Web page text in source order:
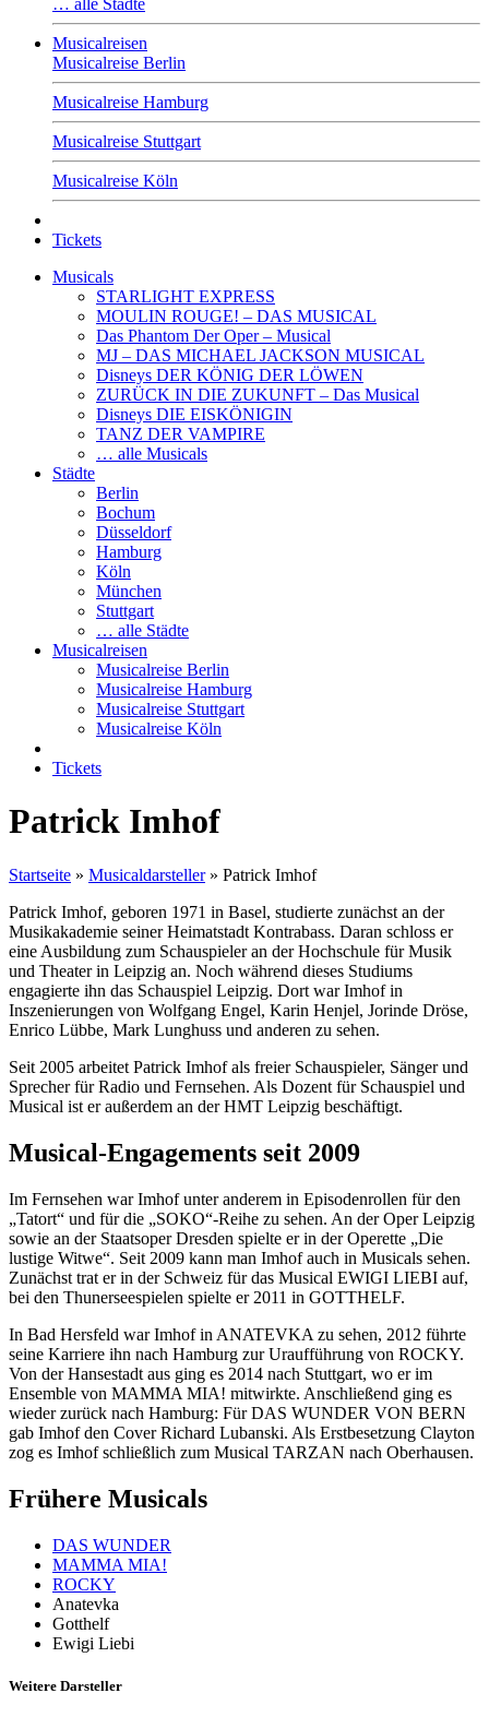
… alle Städte
Musicalreisen
Musicalreise Berlin
Musicalreise Hamburg
Musicalreise Stuttgart
Musicalreise Köln
Tickets
Musicals
STARLIGHT EXPRESS
MOULIN ROUGE! – DAS MUSICAL
Das Phantom Der Oper – Musical
MJ – DAS MICHAEL JACKSON MUSICAL
Disneys DER KÖNIG DER LÖWEN
ZURÜCK IN DIE ZUKUNFT – Das Musical
Disneys DIE EISKÖNIGIN
TANZ DER VAMPIRE
… alle Musicals
Städte
Berlin
Bochum
Düsseldorf
Hamburg
Köln
München
Stuttgart
… alle Städte
Musicalreisen
Musicalreise Berlin
Musicalreise Hamburg
Musicalreise Stuttgart
Musicalreise Köln
Tickets
Patrick Imhof
Startseite » Musicaldarsteller» Patrick Imhof
Patrick Imhof, geboren 1971 in Basel, studierte zunächst an der
Musikakademie seiner Heimatstadt Kontrabass. Daran schloss er
eine Ausbildung zum Schauspieler an der Hochschule für Musik
und Theater in Leipzig an. Noch während dieses Studiums
engagierte ihn das Schauspiel Leipzig. Dort war Imhof in
Inszenierungen von Wolfgang Engel, Karin Henjel, Jorinde Dröse,
Enrico Lübbe, Mark Lunghuss und anderen zu sehen.
Seit 2005 arbeitet Patrick Imhof als freier Schauspieler, Sänger und
Sprecher für Radio und Fernsehen. Als Dozent für Schauspiel und
Musical ist er außerdem an der HMT Leipzig beschäftigt.
Musical-Engagements seit 2009
Im Fernsehen war Imhof unter anderem in Episodenrollen für den
„Tatort“ und für die „SOKO“-Reihe zu sehen. An der Oper Leipzig
sowie an der Staatsoper Dresden spielte er in der Operette „Die
lustige Witwe“. Seit 2009 kann man Imhof auch in Musicals sehen.
Zunächst trat er in der Schweiz für das Musical EWIGI LIEBI auf,
bei den Thunerseespielen spielte er 2011 in GOTTHELF.
In Bad Hersfeld war Imhof in ANATEVKA zu sehen, 2012 führte
seine Karriere ihn nach Hamburg zur Uraufführung von ROCKY.
Von der Hansestadt aus ging es 2014 nach Stuttgart, wo er im
Ensemble von MAMMA MIA! mitwirkte. Anschließend ging es
wieder zurück nach Hamburg: Für DAS WUNDER VON BERN
gab Imhof den Cover Richard Lubanski. Als Erstbesetzung Clayton
zog es Imhof schließlich zum Musical TARZAN nach Oberhausen.
Frühere Musicals
DAS WUNDER
MAMMA MIA!
ROCKY
Anatevka
Gotthelf
Ewigi Liebi
Weitere Darsteller